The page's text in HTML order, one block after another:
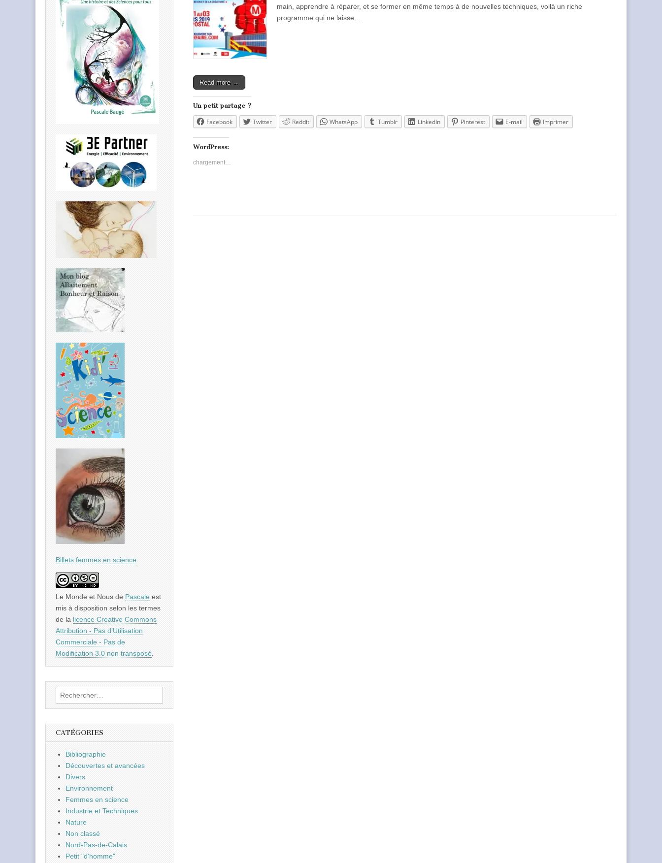
main, apprendre à réparer, et se former en même temps à de nouvelles techniques, voilà un riche
programme qui ne laisse…
Read more →
Un petit partage ?
Facebook Twitter Reddit WhatsApp Tumblr LinkedIn Pinterest E-mail Imprimer
WordPress:
chargement…
Billets femmes en science
Le Monde et Nous de Pascale est
mis à disposition selon les termes
de la licence Creative Commons
Attribution - Pas d’Utilisation
Commerciale - Pas de
Modification 3.0 non transposé.
Rechercher :
CATÉGORIES
Bibliographie
Découvertes et avancées
Divers
Environnement
Femmes en science
Industrie et Techniques
Nature
Non classé
Nord-Pas-de-Calais
Petit "d'homme"